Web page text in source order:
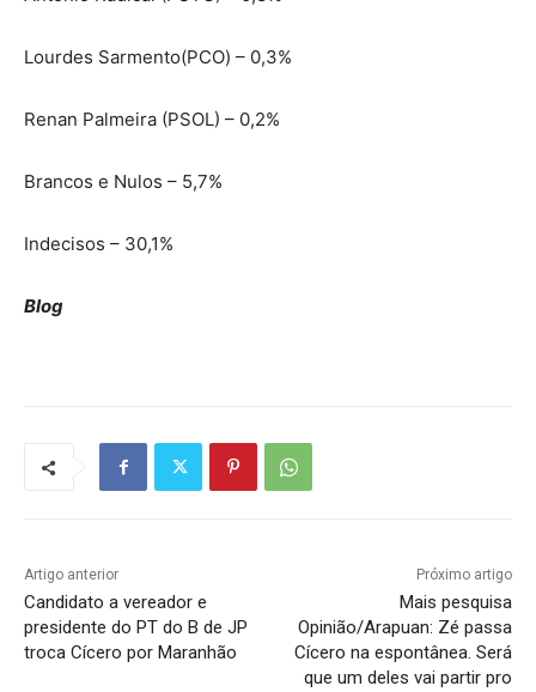
Lourdes Sarmento(PCO) – 0,3%
Renan Palmeira (PSOL) – 0,2%
Brancos e Nulos – 5,7%
Indecisos – 30,1%
Blog
Artigo anterior
Candidato a vereador e
presidente do PT do B de JP
troca Cícero por Maranhão
Próximo artigo
Mais pesquisa
Opinião/Arapuan: Zé passa
Cícero na espontânea. Será
que um deles vai partir pro